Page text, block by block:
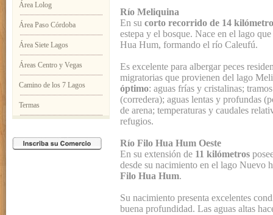
Área Lolog
Área Paso Córdoba
Área Siete Lagos
Áreas Centro y Vegas
Camino de los 7 Lagos
Termas
Río Meliquina
En su corto recorrido de 14
estepa y el bosque. Nace en el lago
Hua Hum, formando el río Caleufú.
Es excelente para albergar peces
migratorias que provienen del lago
óptimo: aguas frías y cristalinas;
(corredera); aguas lentas y profundas
de arena; temperaturas y caudales
refugios.
Río Filo Hua Hum Oeste
En su extensión de 11 kilómetros
desde su nacimiento en el lago Nuevo
Filo Hua Hum.
Su nacimiento presenta excelentes
buena profundidad. Las aguas altas